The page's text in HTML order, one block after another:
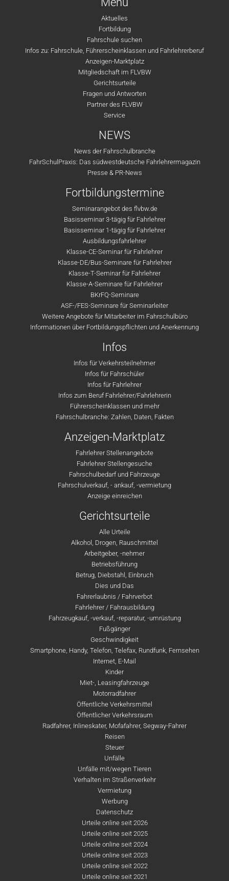
Aktuelles
Fortbildung
Fahrschule suchen
Infos zu: Fahrschule, Führerscheinklassen und Fahrlehrerberuf
Anzeigen-Marktplatz
Mitgliedschaft im FLVBW
Gerichtsurteile
Fragen und Antworten
Partner des FLVBW
Service
NEWS
News der Fahrschulbranche
FahrSchulPraxis: Das südwestdeutsche Fahrlehrermagazin
Presse & PR-News
Fortbildungstermine
Seminarangebot des flvbw.de
Basisseminar 3-tägig für Fahrlehrer
Basisseminar 1-tägig für Fahrlehrer
Ausbildungsfahrlehrer
Klasse-CE-Seminar für Fahrlehrer
Klasse-DE/Bus-Seminare für Fahrlehrer
Klasse-T-Seminar für Fahrlehrer
Klasse-A-Seminare für Fahrlehrer
BKrFQ-Seminare
ASF-/FES-Seminare für Seminarleiter
Weitere Angebote für Mitarbeiter im Fahrschulbüro
Informationen über Fortbildungspflichten und Anerkennung
Infos
Infos für Verkehrsteilnehmer
Infos für Fahrschüler
Infos für Fahrlehrer
Infos zum Beruf Fahrlehrer/Fahrlehrerin
Führerscheinklassen und mehr
Fahrschulbranche: Zahlen, Daten, Fakten
Anzeigen-Marktplatz
Fahrlehrer Stellenangebote
Fahrlehrer Stellengesuche
Fahrschulbedarf und Fahrzeuge
Fahrschulverkauf, - ankauf, -vermietung
Anzeige einreichen
Gerichtsurteile
Alle Urteile
Alkohol, Drogen, Rauschmittel
Arbeitgeber, -nehmer
Betriebsführung
Betrug, Diebstahl, Einbruch
Dies und Das
Fahrerlaubnis / Fahrverbot
Fahrlehrer / Fahrausbildung
Fahrzeugkauf, -verkauf, -reparatur, -umrüstung
Fußgänger
Geschwindigkeit
Smartphone, Handy, Telefon, Telefax, Rundfunk, Fernsehen
Internet, E-Mail
Kinder
Miet-, Leasingfahrzeuge
Motorradfahrer
Öffentliche Verkehrsmittel
Öffentlicher Verkehrsraum
Radfahrer, Inlineskater, Mofafahrer, Segway-Fahrer
Reisen
Steuer
Unfälle
Unfälle mit/wegen Tieren
Verhalten im Straßenverkehr
Vermietung
Werbung
Datenschutz
Urteile online seit 2026
Urteile online seit 2025
Urteile online seit 2024
Urteile online seit 2023
Urteile online seit 2022
Urteile online seit 2021